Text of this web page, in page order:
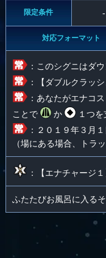
限定条件 -
対応フォーマット
：このシグニはダ
：【ダブルクラッシ
：あなたがエナコ
ことで
か
１つを
：２０１９年３月
（場にある場合、トラ
：【エナチャージ１
ふたたびお風呂に入るそ